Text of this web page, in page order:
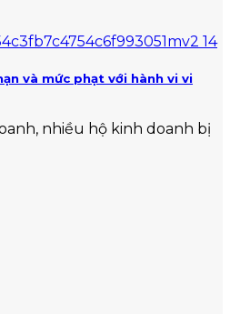
và mức phạt với hành vi vi
nhiều hộ kinh doanh bị